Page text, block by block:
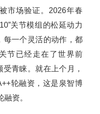
场验证。2026年春
关节模组的松延动力
每一个灵活的动作，都
节已经走在了世界前
青睐。就在上个月，
轮融资，这是泉智博
资。